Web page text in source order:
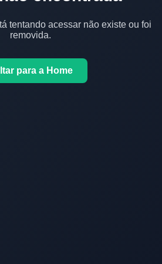
tentando acessar não existe ou foi
removida.
para a Home